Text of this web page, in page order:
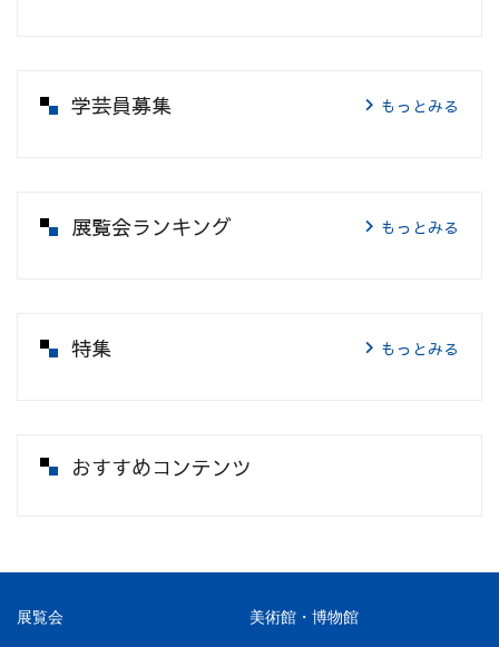
学芸員募集 もっとみる
展覧会ランキング もっとみる
特集 もっとみる
おすすめコンテンツ
展覧会 美術館・博物館